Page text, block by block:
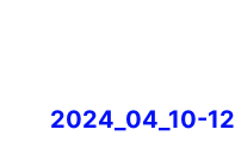
Навигация
2024_04_10-12